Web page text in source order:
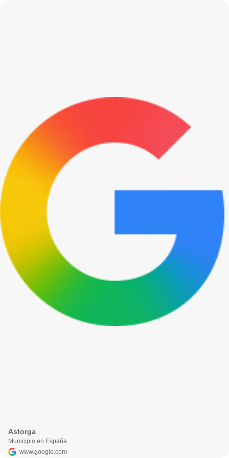
Astorga
Municipio en España
www.google.com